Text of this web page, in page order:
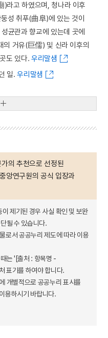
라고 하였으며, 청나라 이후
성 취푸(曲阜)에 있는 것이
균관과 향교에 있는데 곳에
의 거유(巨儒) 및 신라 이후의
도 있다. 우리말샘
일.우리말샘
의 추천으로 선정된
앙연구원의 공식 입장과
제기된 경우 사실 확인 및 보완
될 수 있습니다.
로서 공공누리 제도에 따라 이용
는 '[출처 : 항목명 -
표기를 하여야 합니다.
개별적으로 공공누리 표시를
용하시기 바랍니다.